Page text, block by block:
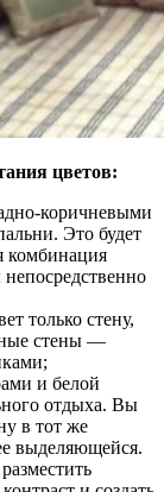
цветов:
коричневыми
Это будет
комбинация
только стену,
стены —
и белой
отдыха. Вы
в тот же
выделяющейся.